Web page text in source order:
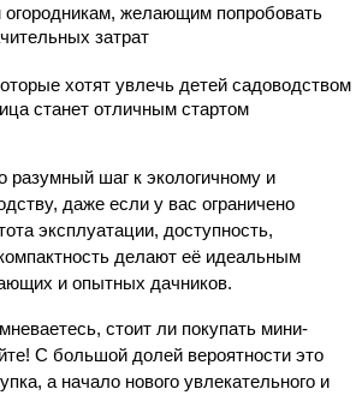
, желающим попробовать
затрат
хотят увлечь детей садоводством
станет отличным стартом
шаг к экологичному и
даже если у вас ограничено
эксплуатации, доступность,
делают её идеальным
и опытных дачников.
стоит ли покупать мини-
С большой долей вероятности это
а начало нового увлекательного и